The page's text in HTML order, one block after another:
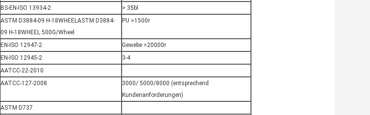
BS-EN-ISO 13934-2
> 35bl
ASTM D3884-09 H-18WHEELASTM D3884-
09 H-18WHEEL 500G/Wheel
PU >1500r
EN-ISO 12947-2
Gewebe >20000r
EN-ISO 12945-2
3-4
AATCC-22-2010
AATCC-127-2008
3000/ 5000/8000 (entsprechend
Kundenanforderungen)
ASTM D737